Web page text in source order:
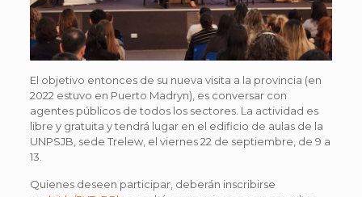
El objetivo entonces de su nueva visita a la provincia (en
2022 estuvo en Puerto Madryn), es conversar con
agentes públicos de todos los sectores. La actividad es
libre y gratuita y tendrá lugar en el edificio de aulas de la
UNPSJB, sede Trelew, el viernes 22 de septiembre, de 9 a
13.
Quienes deseen participar, deberán inscribirse